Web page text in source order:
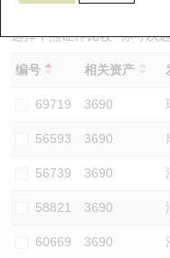
选择牛熊证作比较 *你可以
编号 相关资产
69719 3690
56593 3690
56739 3690
58821 3690
60669 3690
认股证分析仪
认股证速算机
认股证/牛熊证日志
认股证文件及公告
新发行瑞银牛熊证
已收回牛熊证剩余价值
牛熊证到期结算价查找
牛熊证分析仪
街货统计
三十大平均引伸波幅
科指成份股
相关资产沽空
中资ETFs溢价比较
AH 股价对照
牛熊证投资者教育
认股证牛熊证常问问题